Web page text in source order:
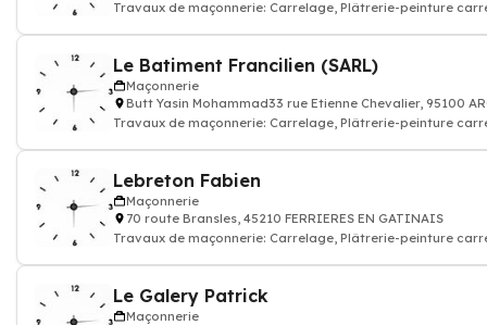
Travaux de maçonnerie: Carrelage, Plâtrerie-peinture
Le Batiment Francilien (SARL)
Maçonnerie
Butt Yasin Mohammad33 rue Etienne Chevalier, 95100
Travaux de maçonnerie: Carrelage, Plâtrerie-peinture
Lebreton Fabien
Maçonnerie
70 route Bransles, 45210 FERRIERES EN GATINAIS
Travaux de maçonnerie: Carrelage, Plâtrerie-peinture
Le Galery Patrick
Maçonnerie